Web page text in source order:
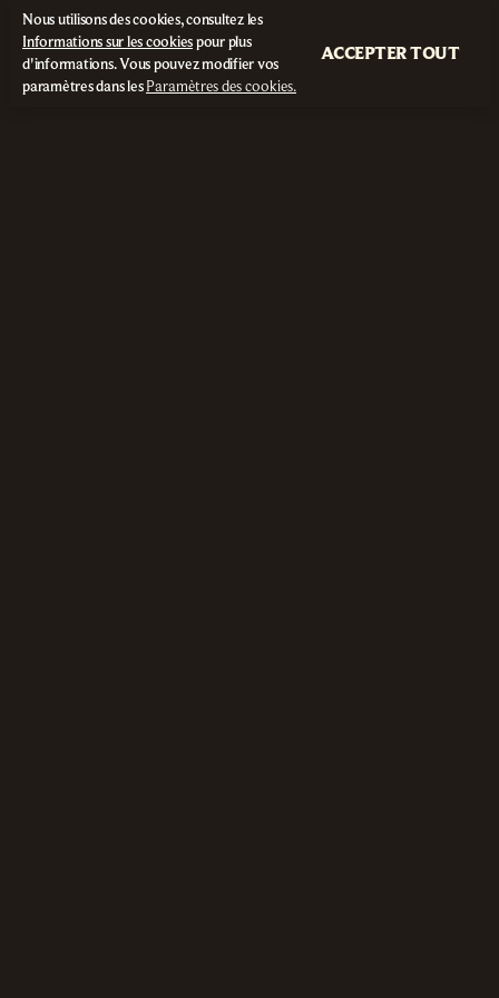
Nous utilisons des cookies, consultez les
Informations sur les cookiespour plus
d'informations. Vous pouvez modifier vos
paramètres dans lesParamètres des cookies.
ACCEPTER TOUT